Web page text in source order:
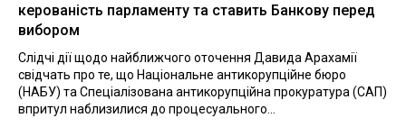
керованість парламенту та ставить Банкову перед
вибором
Слідчі дії щодо найближчого оточення Давида Арахамії
свідчать про те, що Національне антикорупційне бюро
(НАБУ) та Спеціалізована антикорупційна прокуратура (САП)
впритул наблизилися до процесуального...